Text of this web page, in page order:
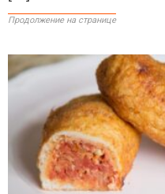
Продолжение на странице